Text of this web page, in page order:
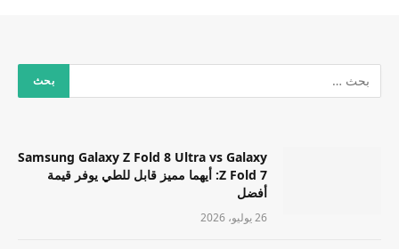
Samsung Galaxy Z Fold 8 Ultra vs Galaxy
Z Fold 7: أيهما مميز قابل للطي يوفر قيمة
أفضل
26 يوليو، 2026